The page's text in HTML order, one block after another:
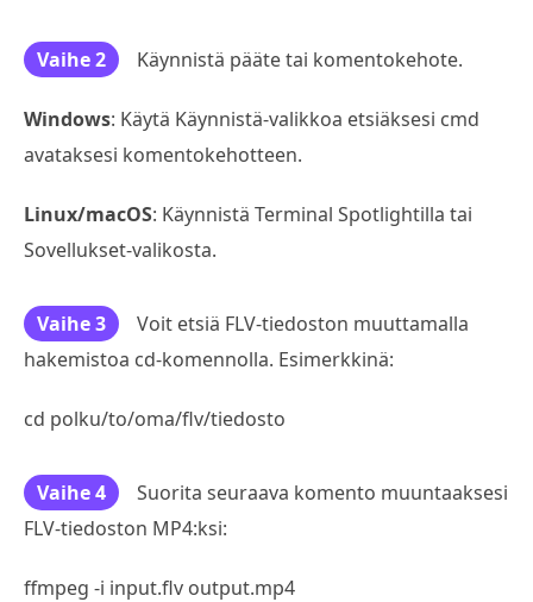
Vaihe 2 Käynnistä pääte tai komentokehote.
Windows: Käytä Käynnistä-valikkoa etsiäksesi cmd
avataksesi komentokehotteen.
Linux/macOS: Käynnistä Terminal Spotlightilla tai
Sovellukset-valikosta.
Vaihe 3
Voit etsiä FLV-tiedoston muuttamalla
hakemistoa cd-komennolla. Esimerkkinä:
cd polku/to/oma/flv/tiedosto
Vaihe 4
Suorita seuraava komento muuntaaksesi
FLV-tiedoston MP4:ksi:
ffmpeg -i input.flv output.mp4